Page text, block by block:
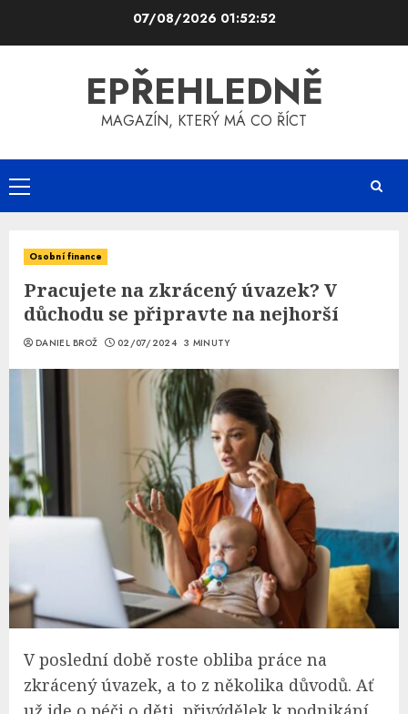
07/08/2026 01:52:52
EPŘEHLEDNĚ
MAGAZÍN, KTERÝ MÁ CO ŘÍCT
Primary
Menu
Osobní finance
Pracujete na zkrácený úvazek? V
důchodu se připravte na nejhorší
DANIEL BROŽ 02/07/2024 3 MINUTY
V poslední době roste obliba práce na
zkrácený úvazek, a to z několika důvodů. Ať